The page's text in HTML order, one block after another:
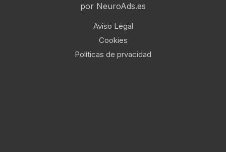
por NeuroAds.es
Aviso Legal
Cookies
Políticas de prvacidad